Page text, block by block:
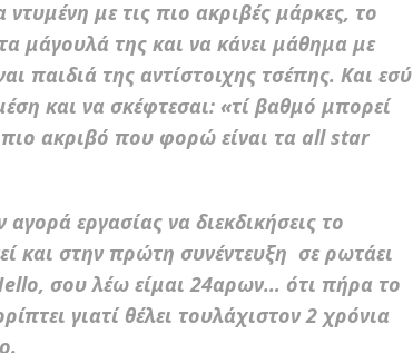
με τις πιο ακριβές μάρκες, το
μάγουλά της και να κάνει μάθημα με
παιδιά της αντίστοιχης τσέπης. Και εσύ
και να σκέφτεσαι: «τί βαθμό μπορεί
ακριβό που φορώ είναι τα all star
αγορά εργασίας να διεκδικήσεις το
και στην πρώτη συνέντευξη σε ρωτάει
σου λέω είμαι 24αρων… ότι πήρα το
γιατί θέλει τουλάχιστον 2 χρόνια